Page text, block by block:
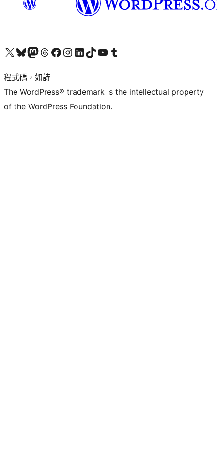
查看我們的 X (之前的 Twitter) 帳號造訪我們的 Bluesky 帳號造訪我們的 Mastodon 帳號造訪我們的 Threads 帳號 造訪我們的 Facebook 粉絲專頁Visit our Instagram account
Visit our LinkedIn account
造訪我們的 TikTok 帳號Visit our YouTube channel
造訪我們的 Tumblr 帳號
程式碼，如詩
The WordPress® trademark is the intellectual property
of the WordPress Foundation.